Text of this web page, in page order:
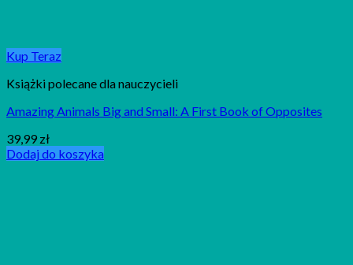
Kup Teraz
Książki polecane dla nauczycieli
Amazing Animals Big and Small: A First Book of Opposites
39,99 zł
Dodaj do koszyka